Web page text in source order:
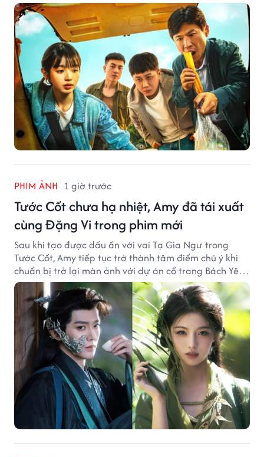
PHIM ẢNH 1 giờ trước
Tước Cốt chưa hạ nhiệt, Amy đã tái xuất
cùng Đặng Vi trong phim mới
Sau khi tạo được dấu ấn với vai Tạ Gia Ngư trong
Tước Cốt, Amy tiếp tục trở thành tâm điểm chú ý khi
chuẩn bị trở lại màn ảnh với dự án cổ trang Bách Yêu
Phổ.